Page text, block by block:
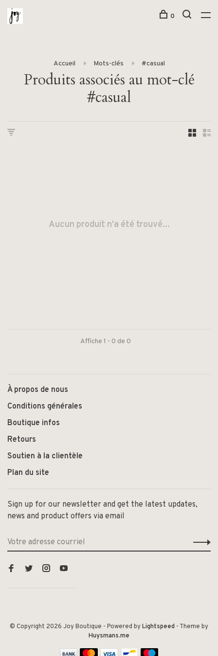
0
Accueil Mots-clés #casual
Produits associés au mot-clé
#casual
Aucun produit n'a été trouvé...
Affiche 1 - 0 de 0
À propos de nous
Conditions générales
Boutique infos
Retours
Soutien à la clientèle
Plan du site
Sign up for our newsletter and get the latest updates,
news and product offers via email
© Copyright 2026 Joy Boutique - Powered byLightspeed - Theme by
Huysmans.me